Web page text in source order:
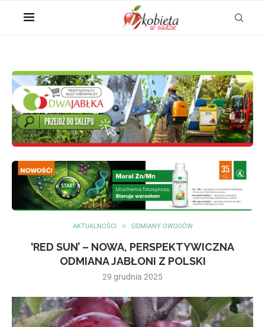
AKTUALNOŚCI ODMIANY OWOCÓW
‘RED SUN’ – NOWA, PERSPEKTYWICZNA
ODMIANA JABŁONI Z POLSKI
29 grudnia 2025